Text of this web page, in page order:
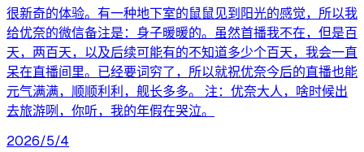
很新奇的体验。有一种地下室的鼠鼠见到阳光的感觉，所以我
给优奈的微信备注是：身子暖暖的。虽然首播我不在，但是百
天，两百天，以及后续可能有的不知道多少个百天，我会一直
呆在直播间里。已经要词穷了，所以就祝优奈今后的直播也能
元气满满，顺顺利利，舰长多多。 注：优奈大人，啥时候出
去旅游咧，你听，我的年假在哭泣。
2026/5/4